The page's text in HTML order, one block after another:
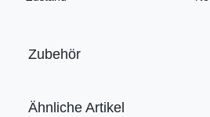
Zubehör
Ähnliche Artikel